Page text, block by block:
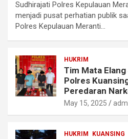
Sudhirajati Polres Kepulauan
menjadi pusat perhatian publik
Polres Kepulauan Meranti…
HUKRIM
Tim Mata
Polres
Peredaran
May 15, 2025
HUKRIM KUANSING